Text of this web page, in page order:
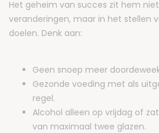
Het geheim van succes zit hem
veranderingen, maar in het stellen
doelen. Denk aan:
Geen snoep meer
Gezonde voeding met als
regel.
Alcohol alleen op vrijdag of
van maximaal twee glazen.